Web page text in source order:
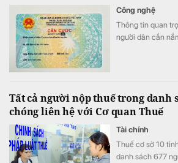
Công nghệ
Thông tin quan
người dân cần
Tất cả người nộp thuế trong danh
chóng liên hệ với Cơ quan Thuế
Tài chính
Thuế cơ sở 10
danh sách 677